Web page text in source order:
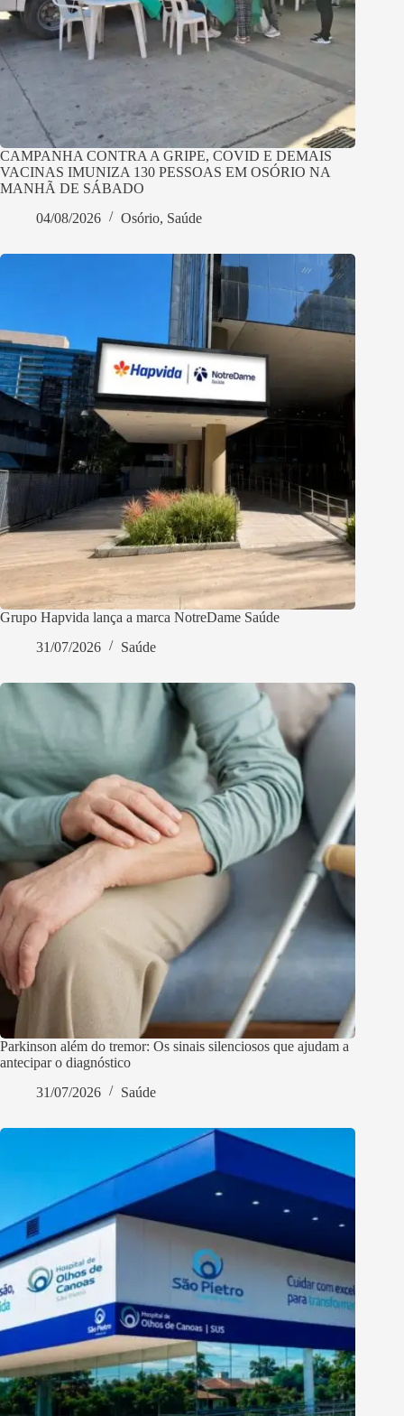
CAMPANHA CONTRA A GRIPE, COVID E DEMAIS
VACINAS IMUNIZA 130 PESSOAS EM OSÓRIO NA
MANHÃ DE SÁBADO
04/08/2026
Osório, Saúde
Grupo Hapvida lança a marca NotreDame Saúde
31/07/2026
Saúde
Parkinson além do tremor: Os sinais silenciosos que ajudam a
antecipar o diagnóstico
31/07/2026
Saúde